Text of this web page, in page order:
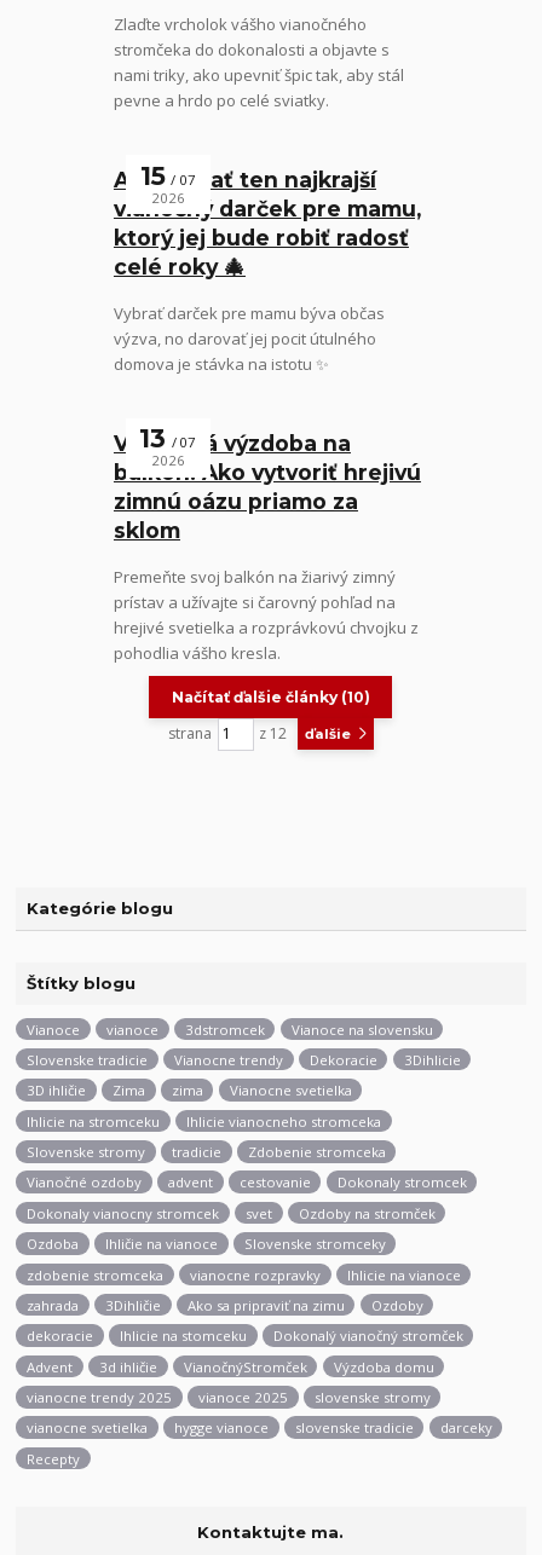
Kategórie blogu
Štítky blogu
Vianoce vianoce 3dstromcek
Vianoce na slovensku
Slovenske tradicie
Vianocne trendy Dekoracie
3Dihlicie
3D ihličie
Zima zima
Vianocne svetielka
Ihlicie na stromceku
Ihlicie vianocneho stromceka
Slovenske stromy
tradicie
Zdobenie stromceka
Vianočné ozdoby
advent cestovanie
Dokonaly stromcek
Dokonaly vianocny stromcek
svet
Ozdoby na stromček
Ozdoba
Ihličie na vianoce
Slovenske stromceky
zdobenie stromceka
vianocne rozpravky
Ihlicie na vianoce
zahrada
3Dihličie Ako sa pripraviť na zimu
Ozdoby
dekoracie
Ihlicie na stomceku
Dokonalý vianočný stromček
Advent
3d ihličie VianočnýStromček
Výzdoba domu
vianocne trendy 2025
vianoce 2025
slovenske stromy
vianocne svetielka
hygge vianoce slovenske tradicie
darceky
Recepty
Kontaktujte ma.
Zlaďte vrcholok vášho vianočného
stromčeka do dokonalosti a objavte s
nami triky, ako upevniť špic tak, aby stál
pevne a hrdo po celé sviatky.
Ako vybrať ten najkrajší
vianočný darček pre mamu,
ktorý jej bude robiť radosť
celé roky 🎄
15
07
2026
Vybrať darček pre mamu býva občas
výzva, no darovať jej pocit útulného
domova je stávka na istotu ✨
Vianočná výzdoba na
balkón: Ako vytvoriť hrejivú
zimnú oázu priamo za
sklom
13
07
2026
Premeňte svoj balkón na žiarivý zimný
prístav a užívajte si čarovný pohľad na
hrejivé svetielka a rozprávkovú chvojku z
pohodlia vášho kresla.
Načítať ďalšie články (10)
strana z 12 ďalšie